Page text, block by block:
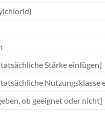
Stärke einfügen]
Nutzungsklasse
ob geeignet oder nicht]